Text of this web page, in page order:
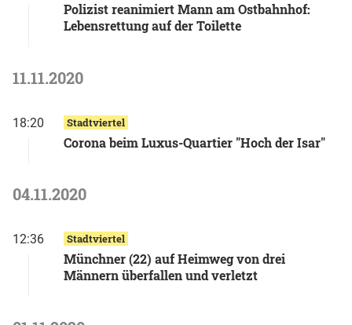
Polizist reanimiert Mann am Ostbahnhof:
Lebensrettung auf der Toilette
11.11.2020
18:20 Stadtviertel
Corona beim Luxus-Quartier "Hoch der Isar"
04.11.2020
12:36 Stadtviertel
Münchner (22) auf Heimweg von drei
Männern überfallen und verletzt